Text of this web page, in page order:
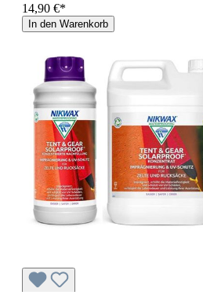
14,90 €*
In den Warenkorb